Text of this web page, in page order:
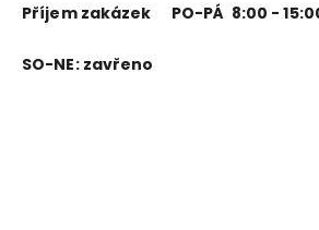
Příjem zakázek PO-PÁ 8:00 -
SO-NE: zavřeno